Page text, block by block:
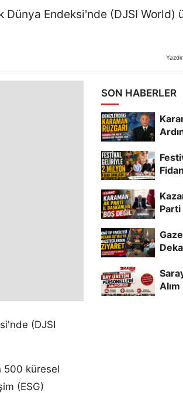
Endeksi'nde (DJSI World)
Yazdır
(DJSI
500 küresel
(ESG)
SON HABERLER
Parti
Alım